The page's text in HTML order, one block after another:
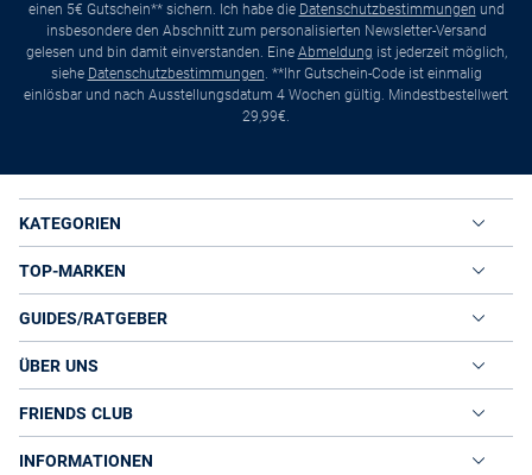
einen 5€ Gutschein** sichern. Ich habe die Datenschutzbestimmungen und
insbesondere den Abschnitt zum personalisierten Newsletter-Versand
gelesen und bin damit einverstanden. Eine Abmeldung ist jederzeit möglich,
siehe Datenschutzbestimmungen. **Ihr Gutschein-Code ist einmalig
einlösbar und nach Ausstellungsdatum 4 Wochen gültig. Mindestbestellwert
29,99€.
KATEGORIEN
TOP-MARKEN
GUIDES/RATGEBER
ÜBER UNS
FRIENDS CLUB
INFORMATIONEN